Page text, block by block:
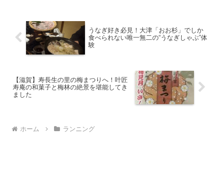
うなぎ好き必見！大津「おお杉」でしか
食べられない唯一無二の“うなぎしゃぶ”体
験
【滋賀】寿長生の里の梅まつりへ！叶匠
寿庵の和菓子と梅林の絶景を堪能してき
ました
ホーム ランニング